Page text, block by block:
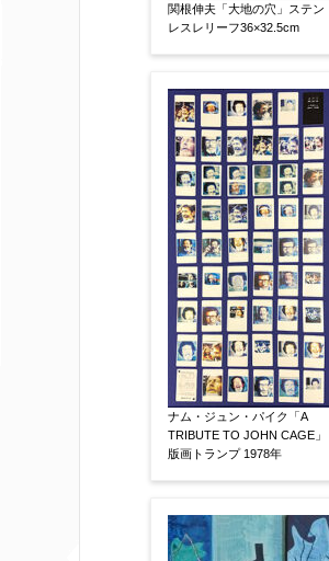
売却希望時期 【任
他社様の査定価格
会社名：
査定額：
※他社様からご提
事申し上げます。
作品コンディション
関根伸夫「大地の穴」ステン
レスレリーフ36×32.5cm
ナム・ジュン・パイク「A
TRIBUTE TO JOHN CAGE」
版画トランプ 1978年